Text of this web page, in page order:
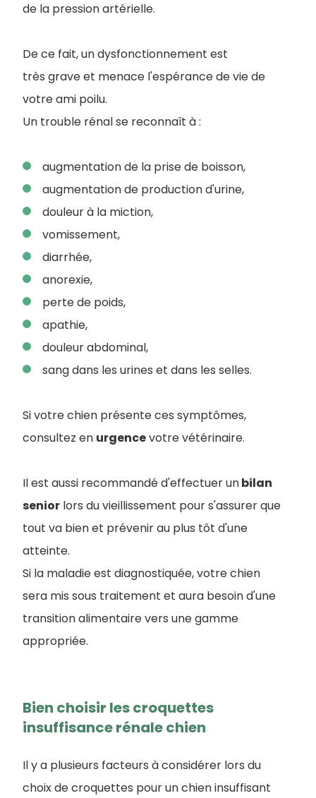
de la pression artérielle.
De ce fait, un dysfonctionnement est
très grave et menace l'espérance de vie de
votre ami poilu.
Un trouble rénal se reconnaît à :
augmentation de la prise de boisson,
augmentation de production d'urine,
douleur à la miction,
vomissement,
diarrhée,
anorexie,
perte de poids,
apathie,
douleur abdominal,
sang dans les urines et dans les selles.
Si votre chien présente ces symptômes,
consultez en urgencevotre vétérinaire.
Il est aussi recommandé d'effectuer unbilan
senior lors du vieillissement pour s'assurer que
tout va bien et prévenir au plus tôt d'une
atteinte.
Si la maladie est diagnostiquée, votre chien
sera mis sous traitement et aura besoin d'une
transition alimentaire vers une gamme
appropriée.
Bien choisir les croquettes
insuffisance rénale chien
Il y a plusieurs facteurs à considérer lors du
choix de croquettes pour un chien insuffisant